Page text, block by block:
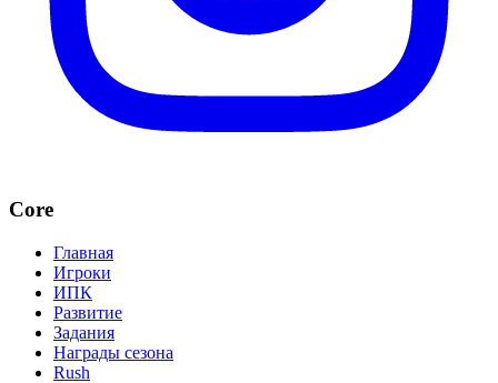
Core
Главная
Игроки
ИПК
Развитие
Задания
Награды сезона
Rush